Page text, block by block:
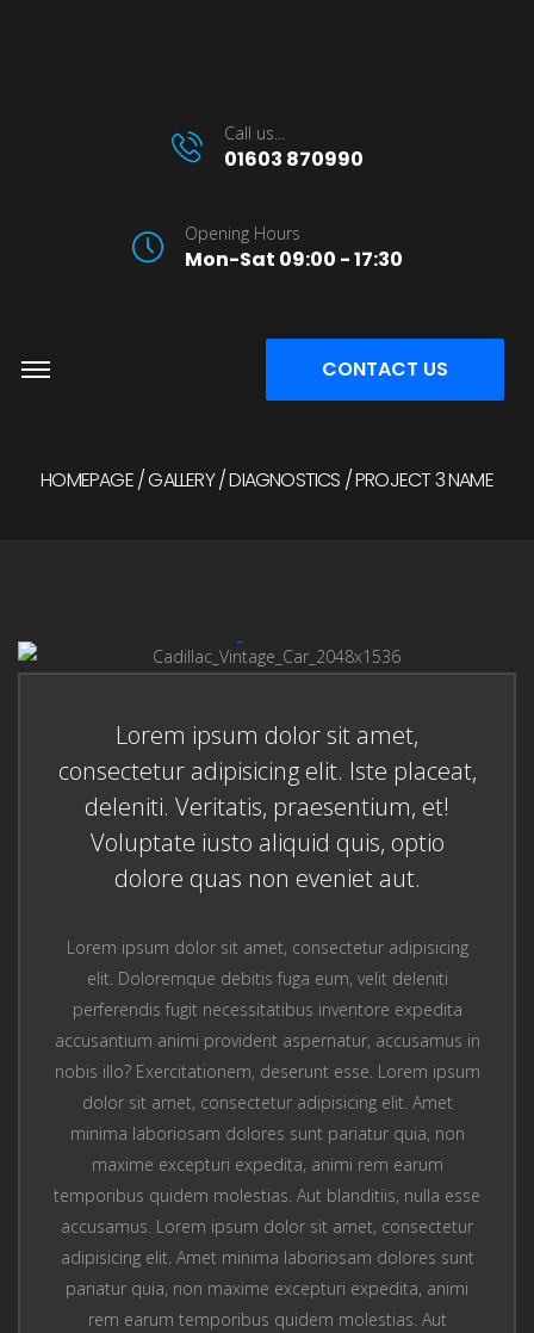
Call us...
01603 870990
Opening Hours
Mon-Sat 09:00 - 17:30
CONTACT US
HOMEPAGE GALLERY DIAGNOSTICS PROJECT 3 NAME
Lorem ipsum dolor sit amet,
consectetur adipisicing elit. Iste placeat,
deleniti. Veritatis, praesentium, et!
Voluptate iusto aliquid quis, optio
dolore quas non eveniet aut.
Lorem ipsum dolor sit amet, consectetur adipisicing
elit. Doloremque debitis fuga eum, velit deleniti
perferendis fugit necessitatibus inventore expedita
accusantium animi provident aspernatur, accusamus in
nobis illo? Exercitationem, deserunt esse. Lorem ipsum
dolor sit amet, consectetur adipisicing elit. Amet
minima laboriosam dolores sunt pariatur quia, non
maxime excepturi expedita, animi rem earum
temporibus quidem molestias. Aut blanditiis, nulla esse
accusamus. Lorem ipsum dolor sit amet, consectetur
adipisicing elit. Amet minima laboriosam dolores sunt
pariatur quia, non maxime excepturi expedita, animi
rem earum temporibus quidem molestias. Aut